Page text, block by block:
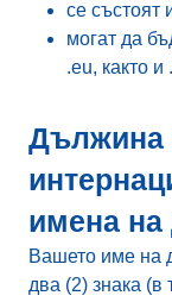
се състоят
могат да
.eu, както и
Дължина
имена на
Вашето име на
два (2) знака (в